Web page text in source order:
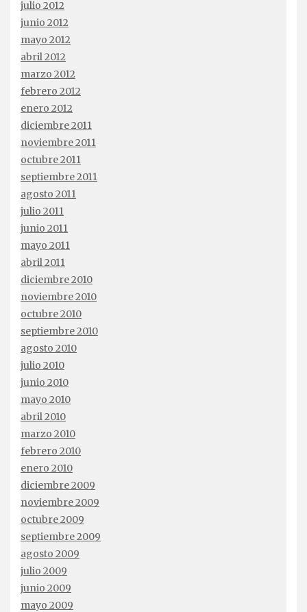
julio 2012
junio 2012
mayo 2012
abril 2012
marzo 2012
febrero 2012
enero 2012
diciembre 2011
noviembre 2011
octubre 2011
septiembre 2011
agosto 2011
julio 2011
junio 2011
mayo 2011
abril 2011
diciembre 2010
noviembre 2010
octubre 2010
septiembre 2010
agosto 2010
julio 2010
junio 2010
mayo 2010
abril 2010
marzo 2010
febrero 2010
enero 2010
diciembre 2009
noviembre 2009
octubre 2009
septiembre 2009
agosto 2009
julio 2009
junio 2009
mayo 2009